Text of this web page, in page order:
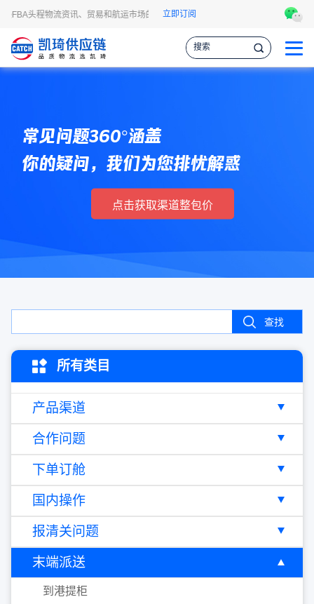
FBA头程物流资讯、贸易和航运市场的趋势和最新事件，让您掌握各种情报，作
立即订阅
常见问题360°涵盖
你的疑问，我们为您排忧解惑
点击获取渠道整包价
查找
所有类目
产品渠道
合作问题
下单订舱
国内操作
报清关问题
末端派送
到港提柜